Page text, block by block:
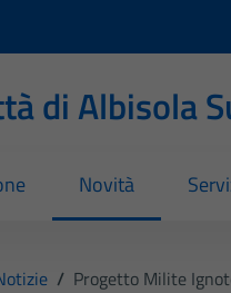
di Albisola
Novità
/ Progetto Milite